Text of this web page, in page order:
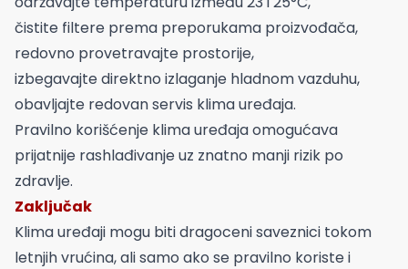
čistite filtere prema preporukama proizvođača,
redovno provetravajte prostorije,
izbegavajte direktno izlaganje hladnom vazduhu,
obavljajte redovan servis klima uređaja.
Pravilno korišćenje klima uređaja omogućava
prijatnije rashlađivanje uz znatno manji rizik po
zdravlje.
Zaključak
Klima uređaji mogu biti dragoceni saveznici tokom
letnjih vrućina, ali samo ako se pravilno koriste i